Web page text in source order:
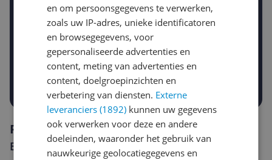
Gewenste daling of bedrag
-5% -10% -15%
€
Prijsalert aanzetten
Reviews
Er zijn nog geen reviews geschreven
en om persoonsgegevens te verwerken,
zoals uw IP-adres, unieke identificatoren
en browsegegevens, voor
gepersonaliseerde advertenties en
content, meting van advertenties en
content, doelgroepinzichten en
verbetering van diensten. Externe
leveranciers (1892) kunnen uw gegevens
ook verwerken voor deze en andere
doeleinden, waaronder het gebruik van
nauwkeurige geolocatiegegevens en